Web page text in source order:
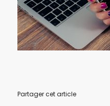
Partager cet article